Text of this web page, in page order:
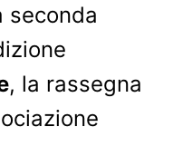
seconda
, la rassegna